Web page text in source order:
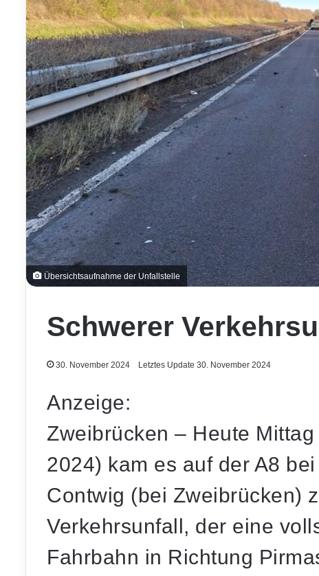
Übersichtsaufnahme der Unfallstelle
Schwerer
30. November 2024 Letztes Update 30. November 2024
Anzeige:
Zweibrücken – Heute
2024) kam es auf der A8
Contwig (bei Zweibrücken)
Verkehrsunfall, der eine
Fahrbahn in Richtung